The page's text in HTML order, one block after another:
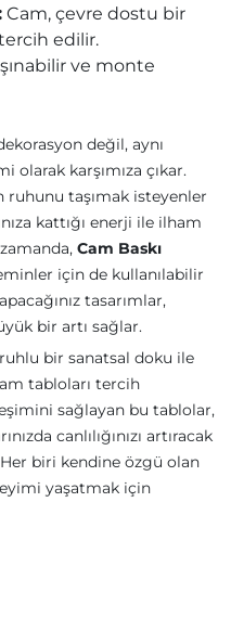
Cam, çevre dostu bir
edilir.
ve monte
değil, aynı
olarak karşımıza çıkar.
taşımak isteyenler
kattığı enerji ile ilham
Cam Baskı
için de kullanılabilir
tasarımlar,
bir artı sağlar.
ruhlu bir sanatsal doku ile
tabloları tercih
sağlayan bu tablolar,
canlılığınızı artıracak
biri kendine özgü olan
yaşatmak için